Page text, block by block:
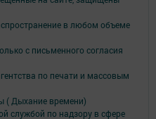
в любом объеме
с письменного согласия
по печати и массовым
Дыхание времени)
службой по надзору в сфере